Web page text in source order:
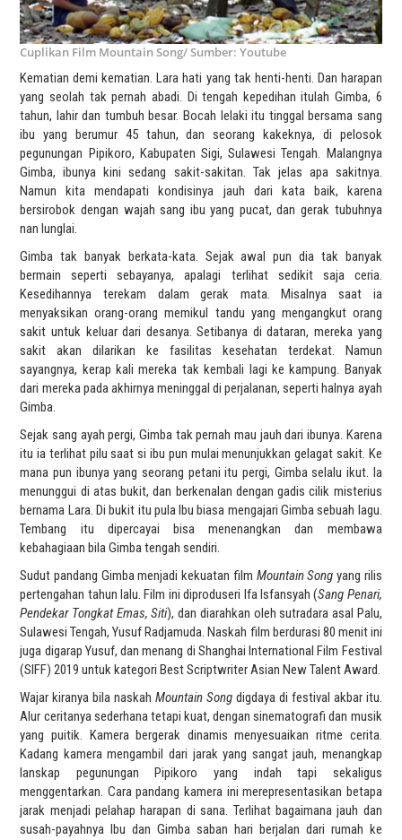
Cuplikan Film Mountain Song/ Sumber: Youtube
Kematian demi kematian. Lara hati yang tak henti-henti. Dan harapan
yang seolah tak pernah abadi. Di tengah kepedihan itulah Gimba, 6
tahun, lahir dan tumbuh besar. Bocah lelaki itu tinggal bersama sang
ibu yang berumur 45 tahun, dan seorang kakeknya, di pelosok
pegunungan Pipikoro, Kabupaten Sigi, Sulawesi Tengah. Malangnya
Gimba, ibunya kini sedang sakit-sakitan. Tak jelas apa sakitnya.
Namun kita mendapati kondisinya jauh dari kata baik, karena
bersirobok dengan wajah sang ibu yang pucat, dan gerak tubuhnya
nan lunglai.
Gimba tak banyak berkata-kata. Sejak awal pun dia tak banyak
bermain seperti sebayanya, apalagi terlihat sedikit saja ceria.
Kesedihannya terekam dalam gerak mata. Misalnya saat ia
menyaksikan orang-orang memikul tandu yang mengangkut orang
sakit untuk keluar dari desanya. Setibanya di dataran, mereka yang
sakit akan dilarikan ke fasilitas kesehatan terdekat. Namun
sayangnya, kerap kali mereka tak kembali lagi ke kampung. Banyak
dari mereka pada akhirnya meninggal di perjalanan, seperti halnya ayah
Gimba.
Sejak sang ayah pergi, Gimba tak pernah mau jauh dari ibunya. Karena
itu ia terlihat pilu saat si ibu pun mulai menunjukkan gelagat sakit. Ke
mana pun ibunya yang seorang petani itu pergi, Gimba selalu ikut. Ia
menunggui di atas bukit, dan berkenalan dengan gadis cilik misterius
bernama Lara. Di bukit itu pula Ibu biasa mengajari Gimba sebuah lagu.
Tembang itu dipercayai bisa menenangkan dan membawa
kebahagiaan bila Gimba tengah sendiri.
Sudut pandang Gimba menjadi kekuatan film Mountain Song yang rilis
pertengahan tahun lalu. Film ini diproduseri Ifa Isfansyah (Sang Penari,
Pendekar Tongkat Emas, Siti), dan diarahkan oleh sutradara asal Palu,
Sulawesi Tengah, Yusuf Radjamuda. Naskah film berdurasi 80 menit ini
juga digarap Yusuf, dan menang di Shanghai International Film Festival
(SIFF) 2019 untuk kategori Best Scriptwriter Asian New Talent Award.
Wajar kiranya bila naskahMountain Song digdaya di festival akbar itu.
Alur ceritanya sederhana tetapi kuat, dengan sinematografi dan musik
yang puitik. Kamera bergerak dinamis menyesuaikan ritme cerita.
Kadang kamera mengambil dari jarak yang sangat jauh, menangkap
lanskap pegunungan Pipikoro yang indah tapi sekaligus
menggentarkan. Cara pandang kamera ini merepresentasikan betapa
jarak menjadi pelahap harapan di sana. Terlihat bagaimana jauh dan
susah-payahnya Ibu dan Gimba saban hari berjalan dari rumah ke